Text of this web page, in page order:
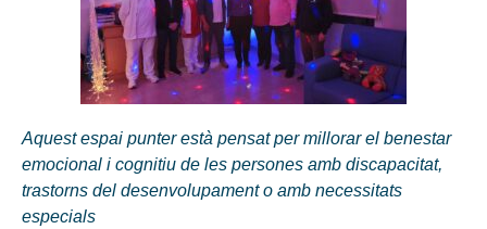
Aquest espai punter està pensat per millorar el benestar
emocional i cognitiu de les persones amb discapacitat,
trastorns del desenvolupament o amb necessitats
especials